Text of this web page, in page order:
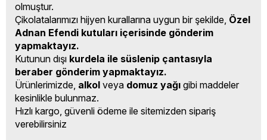
olmuştur.
Çikolatalarımızı hijyen kurallarına uygun bir şekilde, Özel
Adnan Efendi kutuları içerisinde gönderim
yapmaktayız.
Kutunun dışı kurdela ile süslenip çantasıyla
beraber gönderim yapmaktayız.
Ürünlerimizde, alkol veya domuz yağı gibi maddeler
kesinlikle bulunmaz.
Hızlı kargo, güvenli ödeme ile sitemizden sipariş
verebilirsiniz